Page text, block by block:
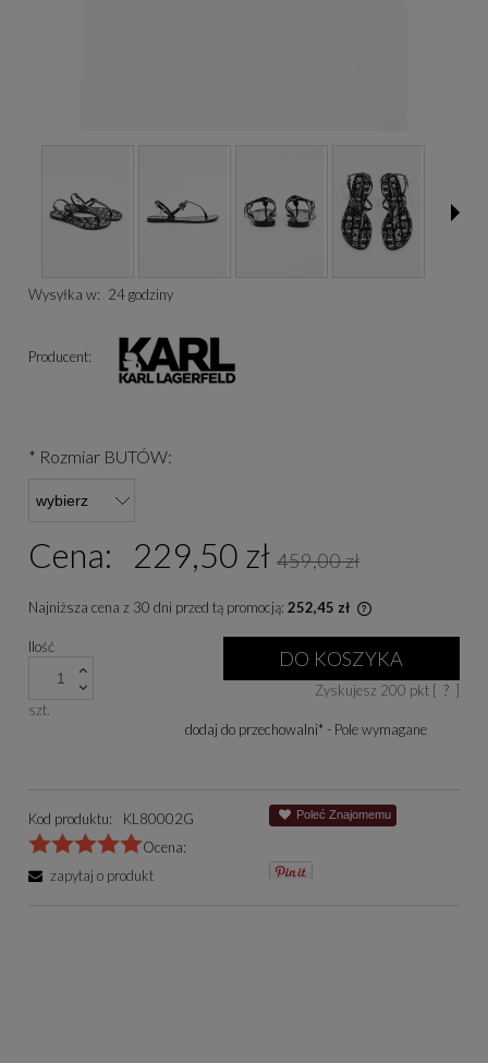
Wysyłka w: 24 godziny
Producent:
* Rozmiar BUTÓW:
Cena: 229,50 zł 459,00 zł
Najniższa cena z 30 dni przed tą promocją: 252,45 zł
niż 30 dni,
cena od
się w sprzedaży.
Ilość
szt.
DO KOSZYKA
Zyskujesz 200 pkt [ ? ]
dodaj do przechowalni* - Pole wymagane
Kod produktu:
KL80002G
Ocena:
zapytaj o produkt
Poleć Znajomemu